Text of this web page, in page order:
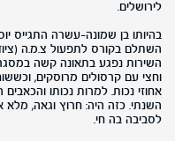
לירושלים.
בהיותו בן שמונה-עשרה התגייס
השתלם בקורס לתפעול צ.מ.ה
השירות נפגע בתאונה קשה
וחצי עם קרסולים מרוסקים,
אחוזי נכות. למרות נכותו
השנתי. כזה היה: חרוץ וגאה, מלא
לסביבה בה חי.